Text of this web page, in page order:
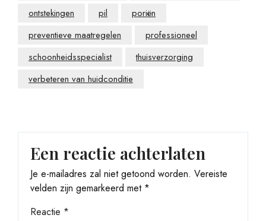
ontstekingen
pil
poriën
preventieve maatregelen
professioneel
schoonheidsspecialist
thuisverzorging
verbeteren van huidconditie
Een reactie achterlaten
Je e-mailadres zal niet getoond worden. Vereiste
velden zijn gemarkeerd met *
Reactie *